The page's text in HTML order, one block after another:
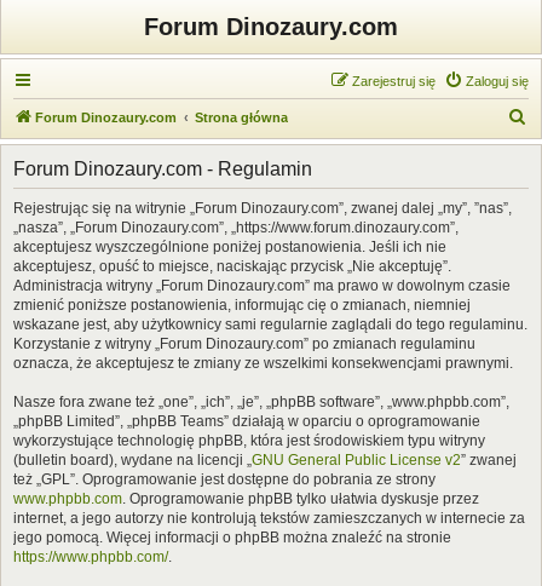
Forum Dinozaury.com
Zaloguj się
Zarejestruj się
Forum Dinozaury.com Strona główna
z
Forum Dinozaury.com - Regulamin
Rejestrując się na witrynie „Forum Dinozaury.com”, zwanej dalej „my”, ”nas”,
„nasza”, „Forum Dinozaury.com”, „https://www.forum.dinozaury.com”,
akceptujesz wyszczególnione poniżej postanowienia. Jeśli ich nie
akceptujesz, opuść to miejsce, naciskając przycisk „Nie akceptuję”.
Administracja witryny „Forum Dinozaury.com” ma prawo w dowolnym czasie
zmienić poniższe postanowienia, informując cię o zmianach, niemniej
wskazane jest, aby użytkownicy sami regularnie zaglądali do tego regulaminu.
Korzystanie z witryny „Forum Dinozaury.com” po zmianach regulaminu
oznacza, że akceptujesz te zmiany ze wszelkimi konsekwencjami prawnymi.
Nasze fora zwane też „one”, „ich”, „je”, „phpBB software”, „www.phpbb.com”,
„phpBB Limited”, „phpBB Teams” działają w oparciu o oprogramowanie
wykorzystujące technologię phpBB, która jest środowiskiem typu witryny
(bulletin board), wydane na licencji „GNU General Public License v2” zwanej
też „GPL”. Oprogramowanie jest dostępne do pobrania ze strony
www.phpbb.com. Oprogramowanie phpBB tylko ułatwia dyskusje przez
internet, a jego autorzy nie kontrolują tekstów zamieszczanych w internecie za
jego pomocą. Więcej informacji o phpBB można znaleźć na stronie
https://www.phpbb.com/.